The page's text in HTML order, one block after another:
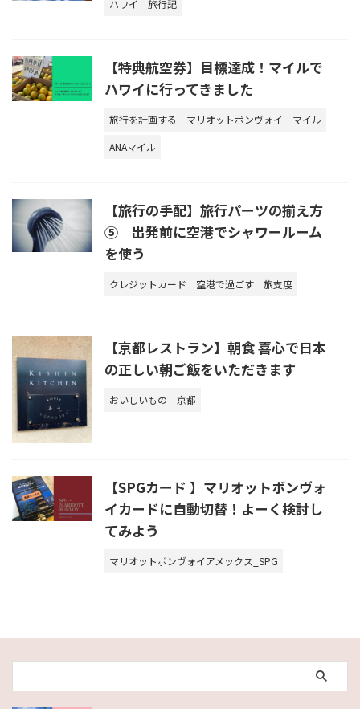
ハワイ 旅行記
【特典航空券】目標達成！マイルで
ハワイに行ってきました
旅行を計画する マリオットボンヴォイ
マイル
ANAマイル
【旅行の手配】旅行パーツの揃え方
⑤ 出発前に空港でシャワールーム
を使う
クレジットカード 空港で過ごす 旅支度
【京都レストラン】朝食 喜心で日本
の正しい朝ご飯をいただきます
おいしいもの 京都
【SPGカード 】マリオットボンヴォ
イカードに自動切替！よーく検討し
てみよう
マリオットボンヴォイアメックス_SPG